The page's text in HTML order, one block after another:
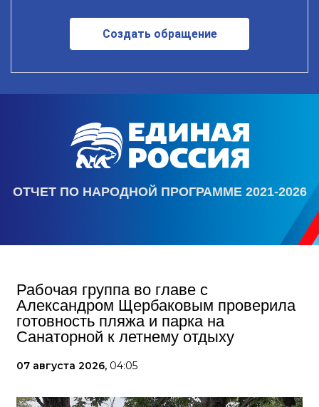
Создать обращение
ОТЧЕТ ПО НАРОДНОЙ ПРОГРАММЕ 2021-2026
Рабочая группа во главе с
Александром Щербаковым проверила
готовность пляжа и парка на
Санаторной к летнему отдыху
07 августа 2026, 04:05